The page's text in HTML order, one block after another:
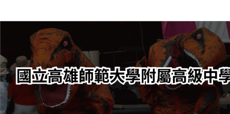
轉
要
內
容